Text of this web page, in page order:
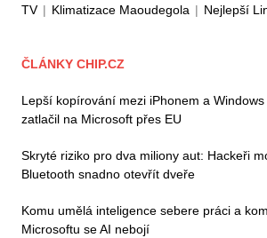
TV | Klimatizace Maoudegola | Nejlepší
ČLÁNKY CHIP.CZ
Lepší kopírování mezi iPhonem a
zatlačil na Microsoft přes EU
Skryté riziko pro dva miliony aut: Hackeři
Bluetooth snadno otevřít dveře
Komu umělá inteligence sebere práci a
Microsoftu se AI nebojí